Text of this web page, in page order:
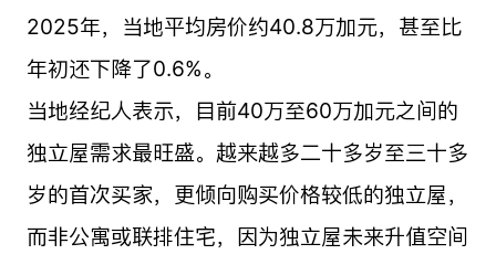
2025年，当地平均房价约40.8万加元，甚至比
年初还下降了0.6%。
当地经纪人表示，目前40万至60万加元之间的
独立屋需求最旺盛。越来越多二十多岁至三十多
岁的首次买家，更倾向购买价格较低的独立屋，
而非公寓或联排住宅，因为独立屋未来升值空间